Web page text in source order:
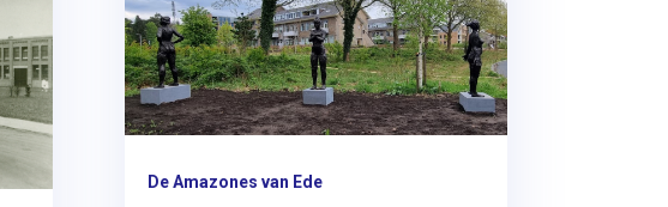
De Amazones van Ede